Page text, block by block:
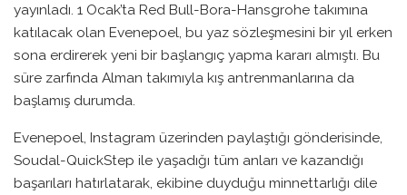
yayınladı. 1 Ocak’ta Red Bull-Bora-Hansgrohe takımına
katılacak olan Evenepoel, bu yaz sözleşmesini bir yıl erken
sona erdirerek yeni bir başlangıç yapma kararı almıştı. Bu
süre zarfında Alman takımıyla kış antrenmanlarına da
başlamış durumda.
Evenepoel, Instagram üzerinden paylaştığı gönderisinde,
Soudal-QuickStep ile yaşadığı tüm anları ve kazandığı
başarıları hatırlatarak, ekibine duyduğu minnettarlığı dile